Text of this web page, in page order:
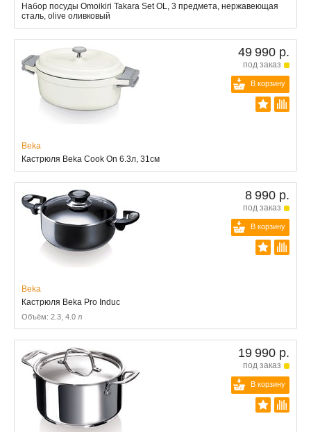
Набор посуды Omoikiri Takara Set OL, 3 предмета, нержавеющая
сталь, olive оливковый
49 990 р.
под заказ
В корзину
Beka
Кастрюля Beka Cook On 6.3л, 31см
8 990 р.
под заказ
В корзину
Beka
Кастрюля Beka Pro Induc
Объём: 2.3, 4.0 л
19 990 р.
под заказ
В корзину